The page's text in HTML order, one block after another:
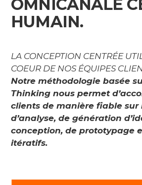
OMNICANALE
HUMAIN.
LA CONCEPTION CENTRÉE
COEUR DE NOS ÉQUIPES
Notre méthodologie basée
Thinking nous permet
clients de manière fiable sur
d’analyse, de génération
conception, de prototypage
itératifs.